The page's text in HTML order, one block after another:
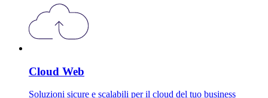
Cloud Web
Soluzioni sicure e scalabili per il cloud del tuo business